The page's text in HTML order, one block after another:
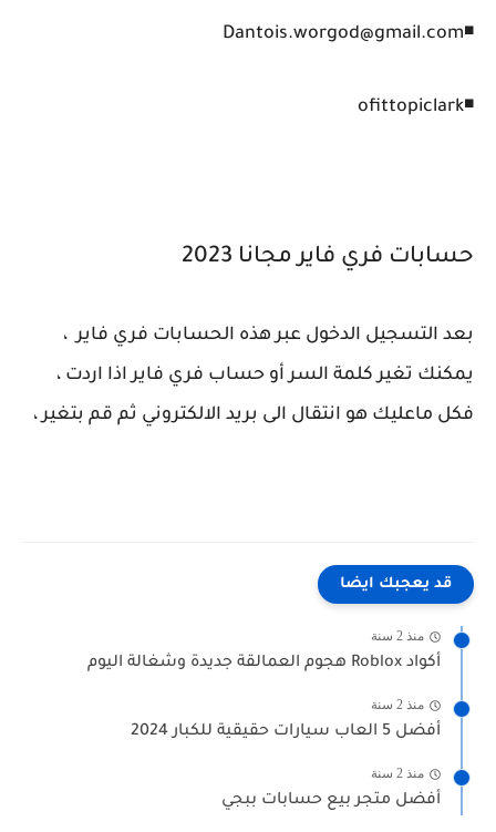
◾Dantois.worgod@gmail.com
◾ofittopiclark
حسابات فري فاير مجانا 2023
بعد التسجيل الدخول عبر هذه الحسابات فري فاير ،
يمكنك تغير كلمة السر أو حساب فري فاير اذا اردت ،
فكل ماعليك هو انتقال الى بريد الالكتروني ثم قم بتغير ،
قد يعجبك ايضا
منذ 2 سنة
أكواد Roblox هجوم العمالقة جديدة وشغالة اليوم
منذ 2 سنة
أفضل 5 العاب سيارات حقيقية للكبار 2024
منذ 2 سنة
أفضل متجر بيع حسابات ببجي